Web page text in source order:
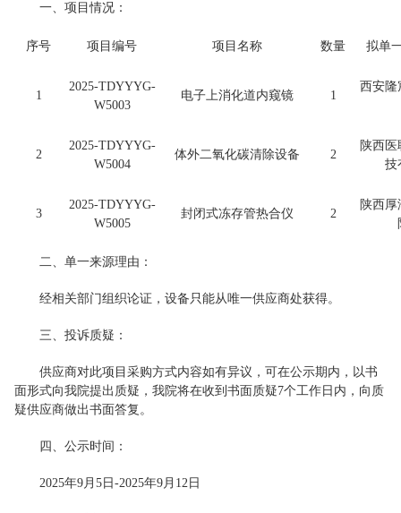
一、项目情况：
序号 项目编号 项目名称 数量 拟单
1
2025-TDYYYG-
W5003
电子上消化道内窥镜 1
西安隆
2
2025-TDYYYG-
W5004
体外二氧化碳清除设备 2
陕西
技
3
2025-TDYYYG-
W5005
封闭式冻存管热合仪 2
陕西
二、单一来源理由：
经相关部门组织论证，设备只能从唯一供应商处获得。
三、投诉质疑：
供应商对此项目采购方式内容如有异议，可在公示期内，以书
面形式向我院提出质疑，我院将在收到书面质疑7个工作日内，向质
疑供应商做出书面答复。
四、公示时间：
2025年9月5日-2025年9月12日